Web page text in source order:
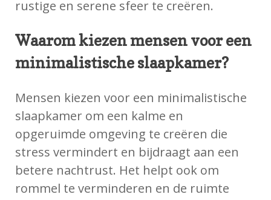
rustige en serene sfeer te creëren.
Waarom kiezen mensen voor een
minimalistische slaapkamer?
Mensen kiezen voor een minimalistische
slaapkamer om een kalme en
opgeruimde omgeving te creëren die
stress vermindert en bijdraagt aan een
betere nachtrust. Het helpt ook om
rommel te verminderen en de ruimte